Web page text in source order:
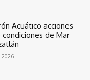
Acuático acciones
de Mar